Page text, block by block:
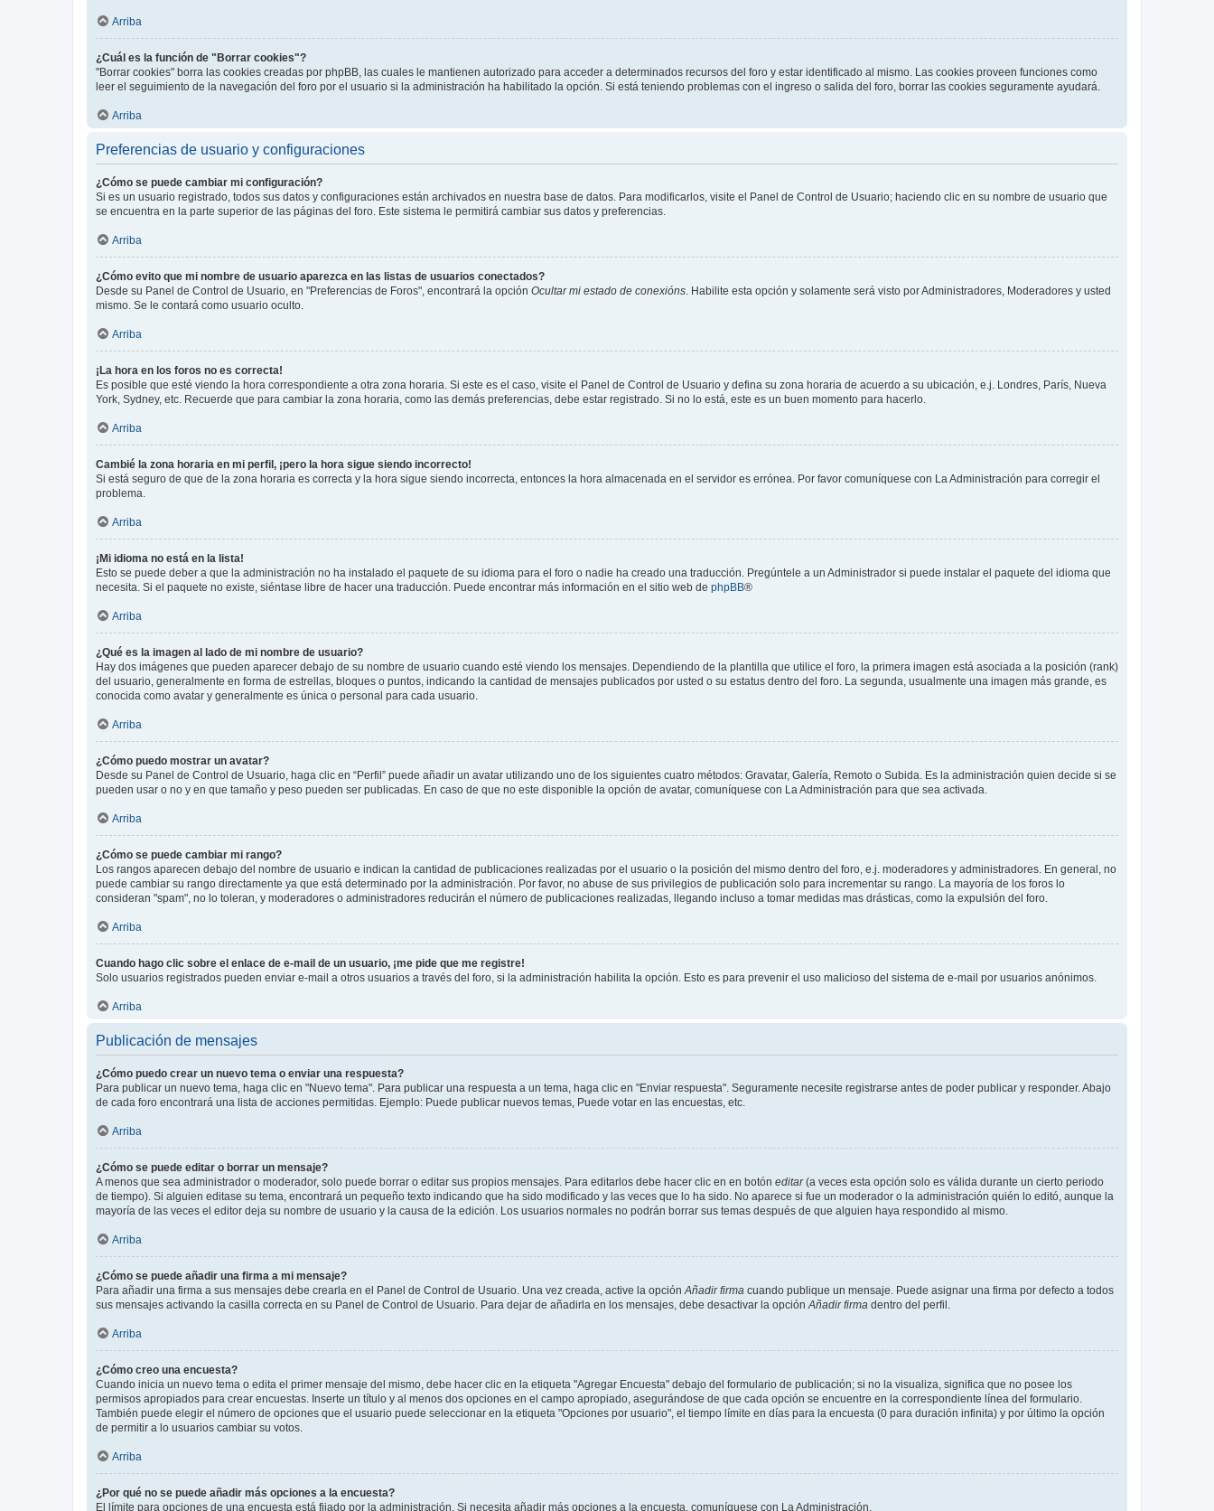
Arriba
¿Cuál es la función de "Borrar cookies"?
"Borrar cookies" borra las cookies creadas por phpBB, las cuales le mantienen autorizado para acceder a determinados recursos del foro y estar identificado al mismo. Las cookies proveen funciones como
leer el seguimiento de la navegación del foro por el usuario si la administración ha habilitado la opción. Si está teniendo problemas con el ingreso o salida del foro, borrar las cookies seguramente ayudará.
Arriba
Preferencias de usuario y configuraciones
¿Cómo se puede cambiar mi configuración?
Si es un usuario registrado, todos sus datos y configuraciones están archivados en nuestra base de datos. Para modificarlos, visite el Panel de Control de Usuario; haciendo clic en su nombre de usuario que
se encuentra en la parte superior de las páginas del foro. Este sistema le permitirá cambiar sus datos y preferencias.
Arriba
¿Cómo evito que mi nombre de usuario aparezca en las listas de usuarios conectados?
Desde su Panel de Control de Usuario, en "Preferencias de Foros", encontrará la opción Ocultar mi estado de conexións . Habilite esta opción y solamente será visto por Administradores, Moderadores y usted
mismo. Se le contará como usuario oculto.
Arriba
¡La hora en los foros no es correcta!
Es posible que esté viendo la hora correspondiente a otra zona horaria. Si este es el caso, visite el Panel de Control de Usuario y defina su zona horaria de acuerdo a su ubicación, e.j. Londres, París, Nueva
York, Sydney, etc. Recuerde que para cambiar la zona horaria, como las demás preferencias, debe estar registrado. Si no lo está, este es un buen momento para hacerlo.
Arriba
Cambié la zona horaria en mi perfil, ¡pero la hora sigue siendo incorrecto!
Si está seguro de que de la zona horaria es correcta y la hora sigue siendo incorrecta, entonces la hora almacenada en el servidor es errónea. Por favor comuníquese con La Administración para corregir el
problema.
Arriba
¡Mi idioma no está en la lista!
Esto se puede deber a que la administración no ha instalado el paquete de su idioma para el foro o nadie ha creado una traducción. Pregúntele a un Administrador si puede instalar el paquete del idioma que
necesita. Si el paquete no existe, siéntase libre de hacer una traducción. Puede encontrar más información en el sitio web de phpBB®
Arriba
¿Qué es la imagen al lado de mi nombre de usuario?
Hay dos imágenes que pueden aparecer debajo de su nombre de usuario cuando esté viendo los mensajes. Dependiendo de la plantilla que utilice el foro, la primera imagen está asociada a la posición (rank)
del usuario, generalmente en forma de estrellas, bloques o puntos, indicando la cantidad de mensajes publicados por usted o su estatus dentro del foro. La segunda, usualmente una imagen más grande, es
conocida como avatar y generalmente es única o personal para cada usuario.
Arriba
¿Cómo puedo mostrar un avatar?
Desde su Panel de Control de Usuario, haga clic en “Perfil” puede añadir un avatar utilizando uno de los siguientes cuatro métodos: Gravatar, Galería, Remoto o Subida. Es la administración quien decide si se
pueden usar o no y en que tamaño y peso pueden ser publicadas. En caso de que no este disponible la opción de avatar, comuníquese con La Administración para que sea activada.
Arriba
¿Cómo se puede cambiar mi rango?
Los rangos aparecen debajo del nombre de usuario e indican la cantidad de publicaciones realizadas por el usuario o la posición del mismo dentro del foro, e.j. moderadores y administradores. En general, no
puede cambiar su rango directamente ya que está determinado por la administración. Por favor, no abuse de sus privilegios de publicación solo para incrementar su rango. La mayoría de los foros lo
consideran "spam", no lo toleran, y moderadores o administradores reducirán el número de publicaciones realizadas, llegando incluso a tomar medidas mas drásticas, como la expulsión del foro.
Arriba
Cuando hago clic sobre el enlace de e-mail de un usuario, ¡me pide que me registre!
Solo usuarios registrados pueden enviar e-mail a otros usuarios a través del foro, si la administración habilita la opción. Esto es para prevenir el uso malicioso del sistema de e-mail por usuarios anónimos.
Arriba
Publicación de mensajes
¿Cómo puedo crear un nuevo tema o enviar una respuesta?
Para publicar un nuevo tema, haga clic en "Nuevo tema". Para publicar una respuesta a un tema, haga clic en "Enviar respuesta". Seguramente necesite registrarse antes de poder publicar y responder. Abajo
de cada foro encontrará una lista de acciones permitidas. Ejemplo: Puede publicar nuevos temas, Puede votar en las encuestas, etc.
Arriba
¿Cómo se puede editar o borrar un mensaje?
A menos que sea administrador o moderador, solo puede borrar o editar sus propios mensajes. Para editarlos debe hacer clic en en botón editar(a veces esta opción solo es válida durante un cierto periodo
de tiempo). Si alguien editase su tema, encontrará un pequeño texto indicando que ha sido modificado y las veces que lo ha sido. No aparece si fue un moderador o la administración quién lo editó, aunque la
mayoría de las veces el editor deja su nombre de usuario y la causa de la edición. Los usuarios normales no podrán borrar sus temas después de que alguien haya respondido al mismo.
Arriba
¿Cómo se puede añadir una firma a mi mensaje?
Para añadir una firma a sus mensajes debe crearla en el Panel de Control de Usuario. Una vez creada, active la opción Añadir firma cuando publique un mensaje. Puede asignar una firma por defecto a todos
sus mensajes activando la casilla correcta en su Panel de Control de Usuario. Para dejar de añadirla en los mensajes, debe desactivar la opción Añadir firma dentro del perfil.
Arriba
¿Cómo creo una encuesta?
Cuando inicia un nuevo tema o edita el primer mensaje del mismo, debe hacer clic en la etiqueta "Agregar Encuesta" debajo del formulario de publicación; si no la visualiza, significa que no posee los
permisos apropiados para crear encuestas. Inserte un título y al menos dos opciones en el campo apropiado, asegurándose de que cada opción se encuentre en la correspondiente línea del formulario.
También puede elegir el número de opciones que el usuario puede seleccionar en la etiqueta "Opciones por usuario", el tiempo límite en días para la encuesta (0 para duración infinita) y por último la opción
de permitir a lo usuarios cambiar su votos.
Arriba
¿Por qué no se puede añadir más opciones a la encuesta?
El límite para opciones de una encuesta está fijado por la administración. Si necesita añadir más opciones a la encuesta, comuníquese con La Administración.